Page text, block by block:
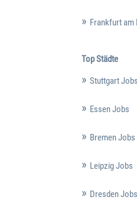
Frankfurt am
Top Städte
Stuttgart Jobs
Essen Jobs
Bremen Jobs
Leipzig Jobs
Dresden Jobs